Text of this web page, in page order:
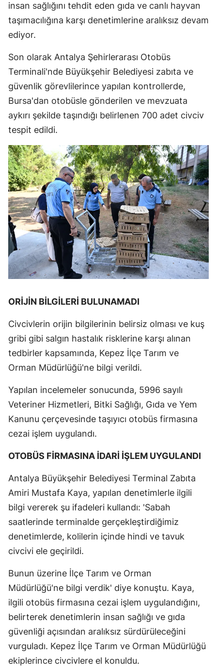
insan sağlığını tehdit eden gıda ve canlı hayvan
taşımacılığına karşı denetimlerine aralıksız devam
ediyor.
Son olarak Antalya Şehirlerarası Otobüs
Terminali'nde Büyükşehir Belediyesi zabıta ve
güvenlik görevlilerince yapılan kontrollerde,
Bursa'dan otobüsle gönderilen ve mevzuata
aykırı şekilde taşındığı belirlenen 700 adet civciv
tespit edildi.
ORİJİN BİLGİLERİ BULUNAMADI
Civcivlerin orijin bilgilerinin belirsiz olması ve kuş
gribi gibi salgın hastalık risklerine karşı alınan
tedbirler kapsamında, Kepez İlçe Tarım ve
Orman Müdürlüğü'ne bilgi verildi.
Yapılan incelemeler sonucunda, 5996 sayılı
Veteriner Hizmetleri, Bitki Sağlığı, Gıda ve Yem
Kanunu çerçevesinde taşıyıcı otobüs firmasına
cezai işlem uygulandı.
OTOBÜS FİRMASINA İDARİ İŞLEM UYGULANDI
Antalya Büyükşehir Belediyesi Terminal Zabıta
Amiri Mustafa Kaya, yapılan denetimlerle ilgili
bilgi vererek şu ifadeleri kullandı: 'Sabah
saatlerinde terminalde gerçekleştirdiğimiz
denetimlerde, kolilerin içinde hindi ve tavuk
civcivi ele geçirildi.
Bunun üzerine İlçe Tarım ve Orman
Müdürlüğü'ne bilgi verdik' diye konuştu. Kaya,
ilgili otobüs firmasına cezai işlem uygulandığını,
belirterek denetimlerin insan sağlığı ve gıda
güvenliği açısından aralıksız sürdürüleceğini
vurguladı. Kepez İlçe Tarım ve Orman Müdürlüğü
ekiplerince civcivlere el konuldu.